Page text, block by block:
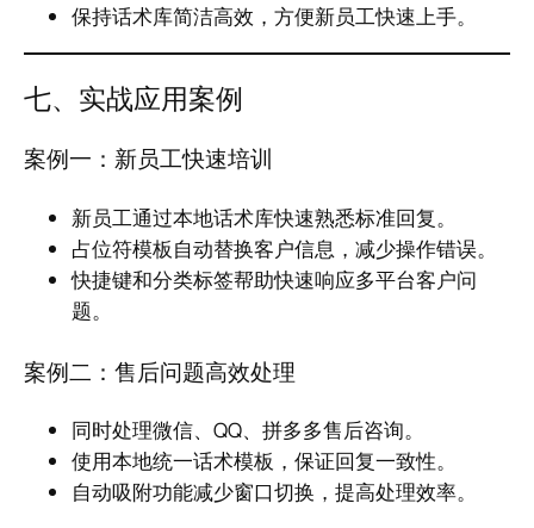
保持话术库简洁高效，方便新员工快速上手。
七、实战应用案例
案例一：新员工快速培训
新员工通过本地话术库快速熟悉标准回复。
占位符模板自动替换客户信息，减少操作错误。
快捷键和分类标签帮助快速响应多平台客户问
题。
案例二：售后问题高效处理
同时处理微信、QQ、拼多多售后咨询。
使用本地统一话术模板，保证回复一致性。
自动吸附功能减少窗口切换，提高处理效率。